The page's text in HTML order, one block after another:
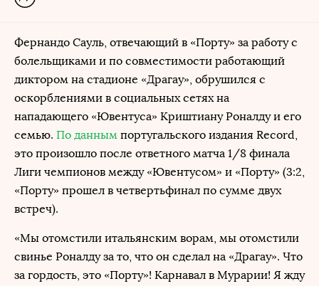
Фернандо Сауль, отвечающий в «Порту» за работу с
болельщиками и по совместимости работающий
диктором на стадионе «Драгау», обрушился с
оскорблениями в социальных сетях на
нападающего «Ювентуса» Криштиану Роналду и его
семью. По данным португальского издания Record,
это произошло после ответного матча 1/8 финала
Лиги чемпионов между «Ювентусом» и «Порту» (3:2,
«Порту» прошел в четвертьфинал по сумме двух
встреч).
«Мы отомстили итальянским ворам, мы отомстили
свинье Роналду за то, что он сделал на «Драгау». Что
за гордость, это «Порту»! Карнавал в Мурарии! Я жду